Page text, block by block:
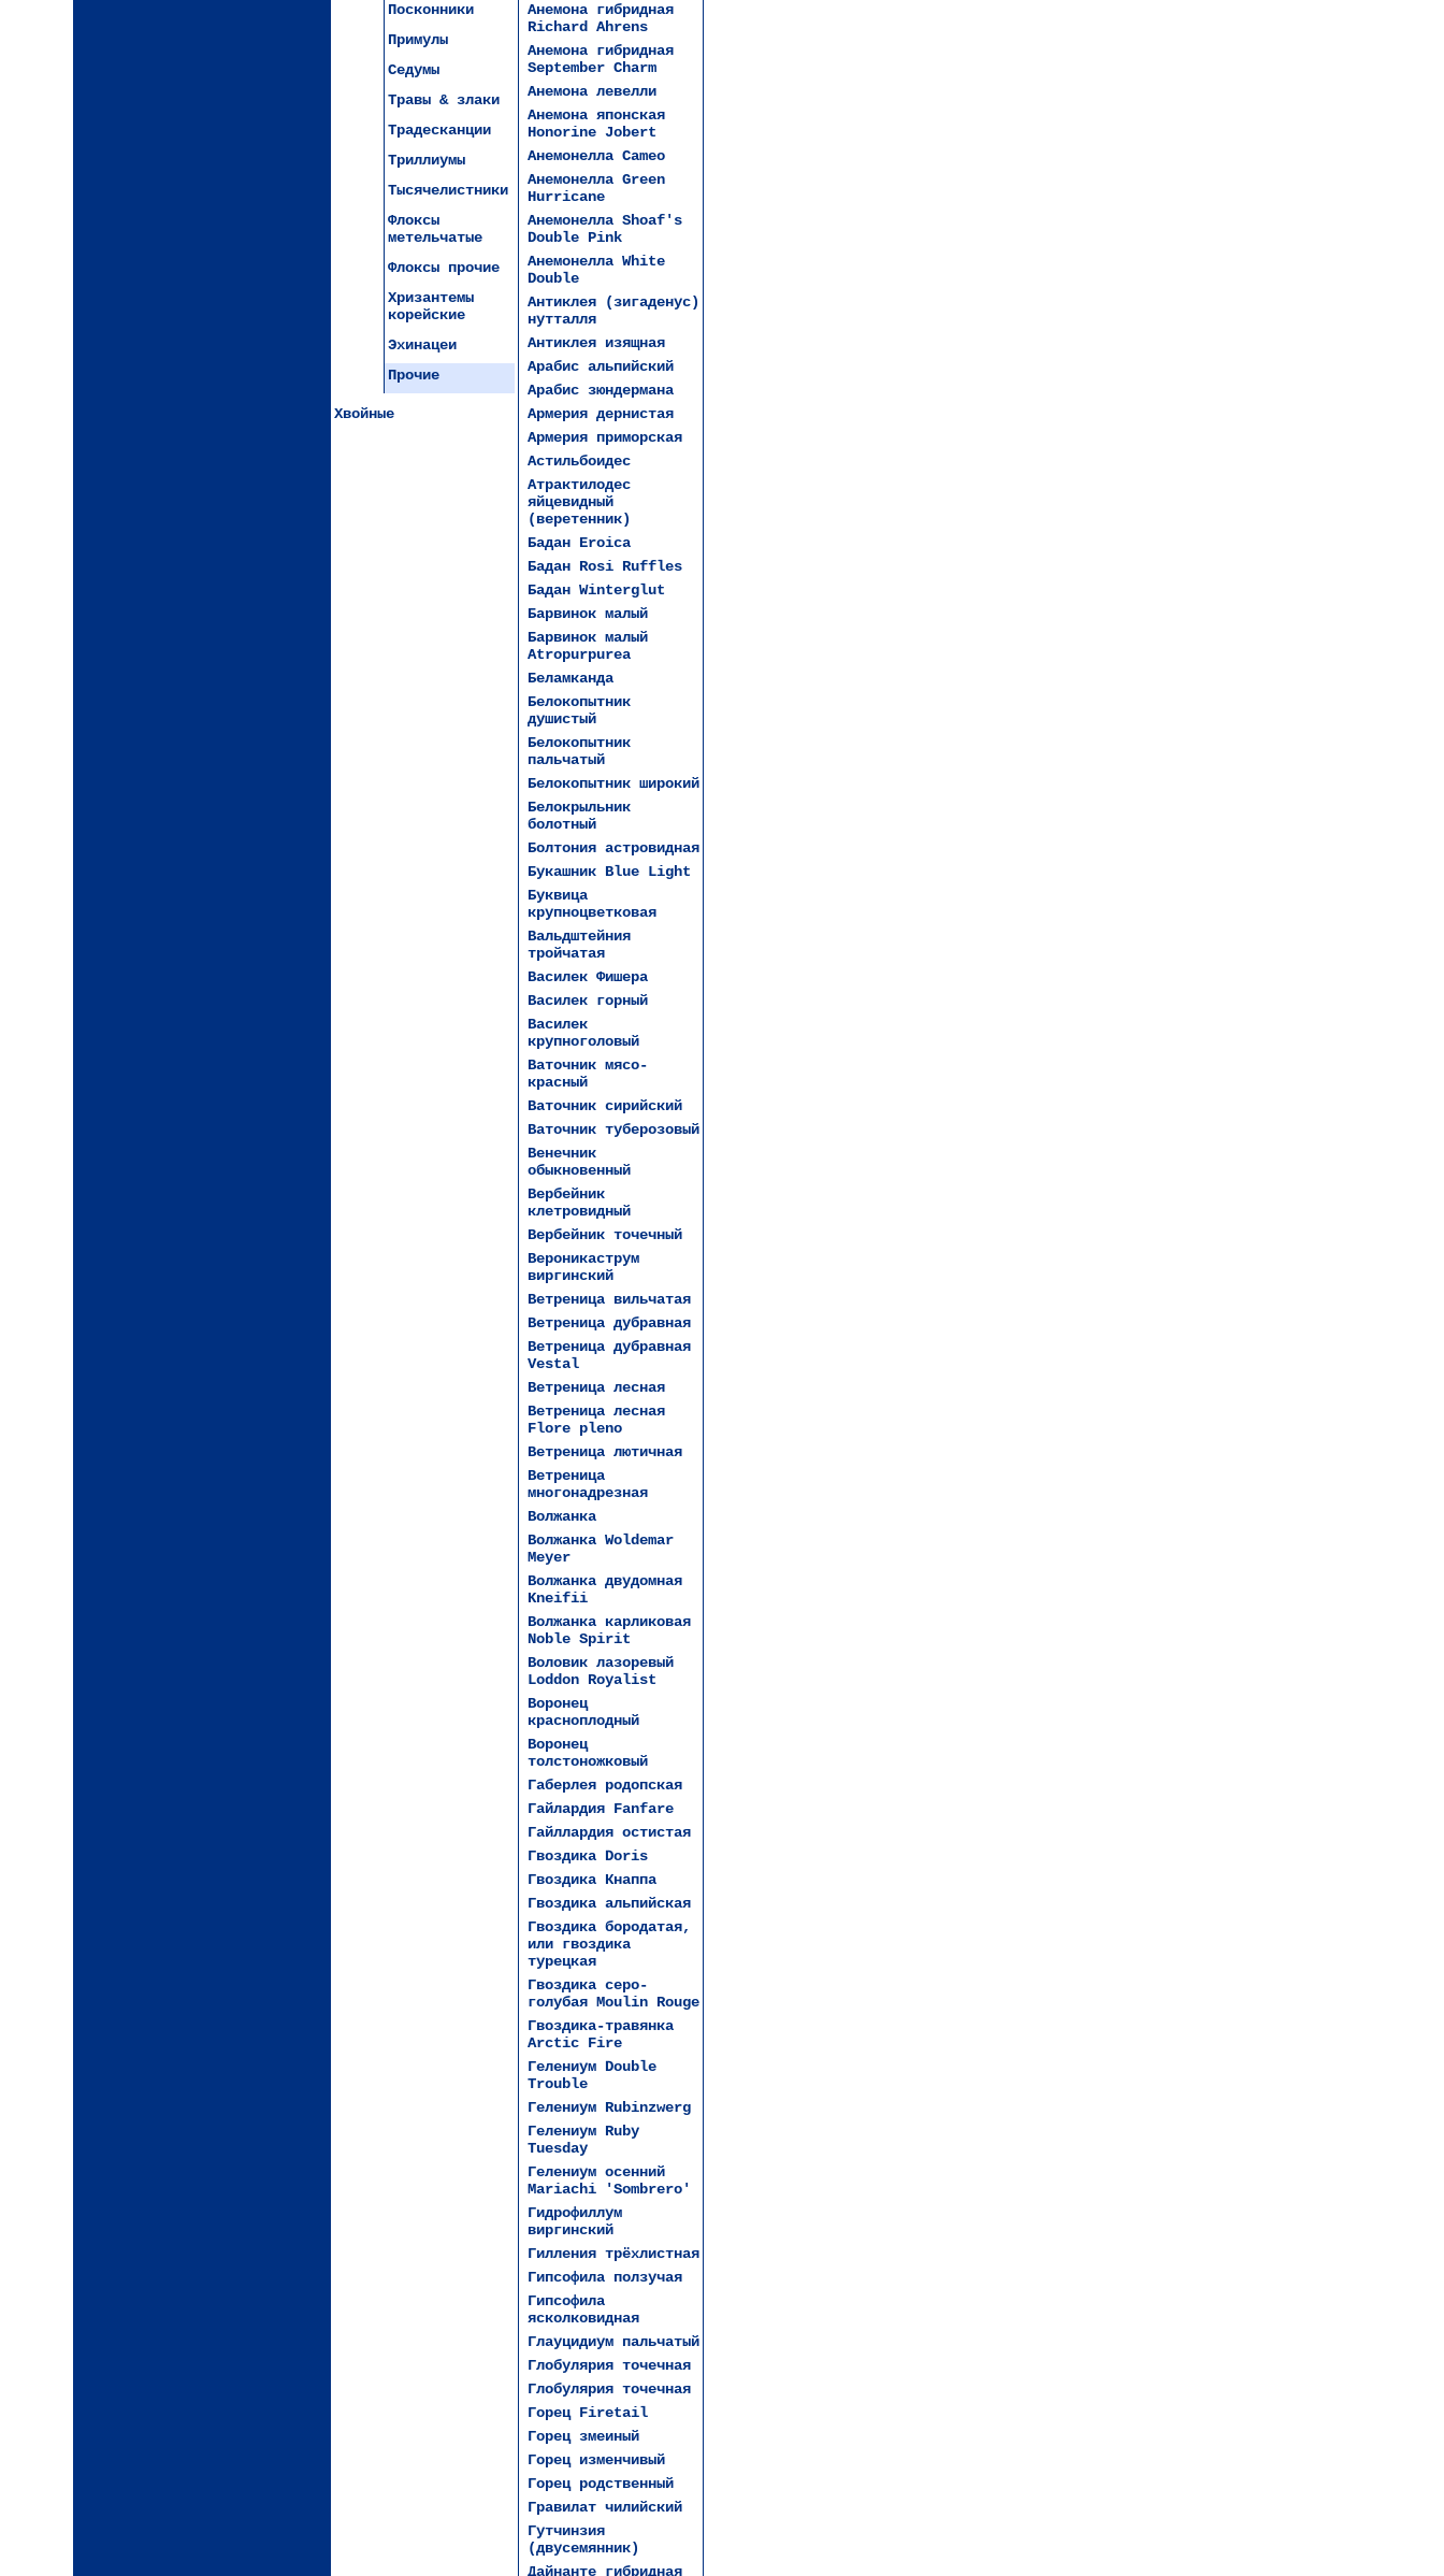
Посконники
Примулы
Седумы
Травы & злаки
Традесканции
Триллиумы
Тысячелистники
Флоксы
метельчатые
Флоксы прочие
Хризантемы
корейские
Эхинацеи
Прочие
Хвойные
Анемона гибридная
Richard Ahrens
Анемона гибридная
September Charm
Анемона левелли
Анемона японская
Honorine Jobert
Анемонелла Cameo
Анемонелла Green
Hurricane
Анемонелла Shoaf's
Double Pink
Анемонелла White
Double
Антиклея (зигаденус)
нутталля
Антиклея изящная
Арабис альпийский
Арабис зюндермана
Армерия дернистая
Армерия приморская
Астильбоидес
Атрактилодес
яйцевидный
(веретенник)
Бадан Eroica
Бадан Rosi Ruffles
Бадан Winterglut
Барвинок малый
Барвинок малый
Atropurpurea
Беламканда
Белокопытник
душистый
Белокопытник
пальчатый
Белокопытник широкий
Белокрыльник
болотный
Болтония астровидная
Букашник Blue Light
Буквица
крупноцветковая
Вальдштейния
тройчатая
Василек Фишера
Василек горный
Василек
крупноголовый
Ваточник мясо-
красный
Ваточник сирийский
Ваточник туберозовый
Венечник
обыкновенный
Вербейник
клетровидный
Вербейник точечный
Вероникаструм
виргинский
Ветреница вильчатая
Ветреница дубравная
Ветреница дубравная
Vestal
Ветреница лесная
Ветреница лесная
Flore pleno
Ветреница лютичная
Ветреница
многонадрезная
Волжанка
Волжанка Woldemar
Meyer
Волжанка двудомная
Kneifii
Волжанка карликовая
Noble Spirit
Воловик лазоревый
Loddon Royalist
Воронец
красноплодный
Воронец
толстоножковый
Габерлея родопская
Гайлардия Fanfare
Гайллардия остистая
Гвоздика Doris
Гвоздика Кнаппа
Гвоздика альпийская
Гвоздика бородатая,
или гвоздика
турецкая
Гвоздика серо-
голубая Moulin Rouge
Гвоздика-травянка
Arctic Fire
Гелениум Double
Trouble
Гелениум Rubinzwerg
Гелениум Ruby
Tuesday
Гелениум осенний
Mariachi 'Sombrero'
Гидpoфиллyм
виргинский
Гилления трёхлистная
Гипсофила ползучая
Гипсофила
ясколковидная
Глауцидиум пальчатый
Глобулярия точечная
Глобулярия точечная
Горец Firetail
Горец змеиный
Горец изменчивый
Горец родственный
Гравилат чилийский
Гутчинзия
(двусемянник)
Дайнанте гибридная